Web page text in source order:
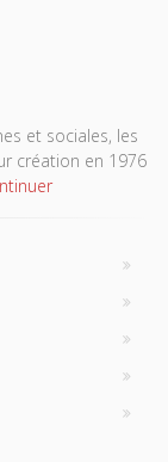
et sociales, les
création en 1976